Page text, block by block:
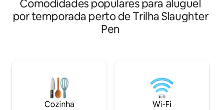
de Bentonville. Você estará a poucos
minutos a pé (mais curto de bicicleta) da
Praça do Centro da Cidade, Crystal
Bridges, The Momentary, o Walmart
No entanto, há amplo espaço para
caminhar com seu filhote. Por favor,
pergunte sobre nossas tarifas de
veterano/primeiro respondente.
2023 como um
hospitalidade.
maximizar a
Bem-vindo!
Comodidades populares para aluguel
por temporada perto de Trilha Slaughter
Pen
Cozinha Wi-Fi